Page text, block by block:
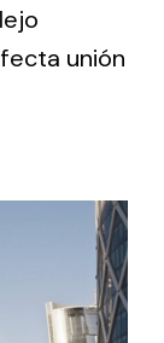
de
for
unión